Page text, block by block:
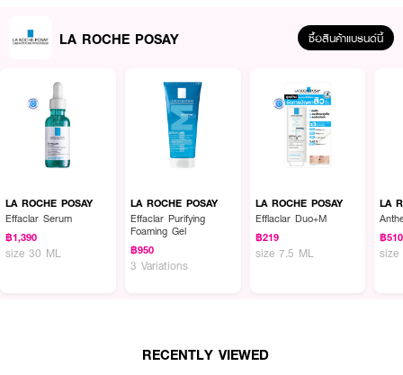
ผลลัพธ์ที่ได้ :
ฟลูอิดบำรุงผิวบอบบางแพ้ง่าย สูตรกลางวัน LA ROCHE POSAY Toleriane
Dermallerco Fluide ช่วยปลอบประโลมผิวหน้าและผิวรอบดวงตา สูตรปราศจาก
สารกันเสีย แอลกอฮอล์และน้ำหอม ด้วยบรรจุภัณฑ์ Ultra-hermetic คงความ
บริสุทธิ์ของผลิตภัณฑ์ ที่จำกัดจำนวนสารให้มีจำนวนน้อยชนิดที่สุดและคง
ประสิทธิภาพการบำรุงที่ยอดเยี่ยม
● ช่วยฟื้นบำรุงผิว และคงความชุ่มชื้นให้ผิวอย่างยาวนาน
LA ROCHE POSAY ซื้อสินค้าแบรนด์นี้
LA ROCHE POSAY
Effaclar Serum
฿1,390
size 30 ML
LA ROCHE POSAY
Effaclar Purifying
Foaming Gel
฿950
3 Variations
LA ROCHE POSAY
Efflaclar Duo+M
฿219
size 7.5 ML
LA
฿510
size
RECENTLY VIEWED